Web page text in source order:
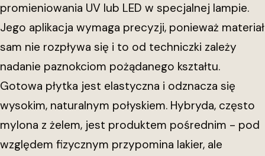
promieniowania UV lub LED w specjalnej lampie.
Jego aplikacja wymaga precyzji, ponieważ materiał
sam nie rozpływa się i to od techniczki zależy
nadanie paznokciom pożądanego kształtu.
Gotowa płytka jest elastyczna i odznacza się
wysokim, naturalnym połyskiem. Hybryda, często
mylona z żelem, jest produktem pośrednim - pod
względem fizycznym przypomina lakier, ale